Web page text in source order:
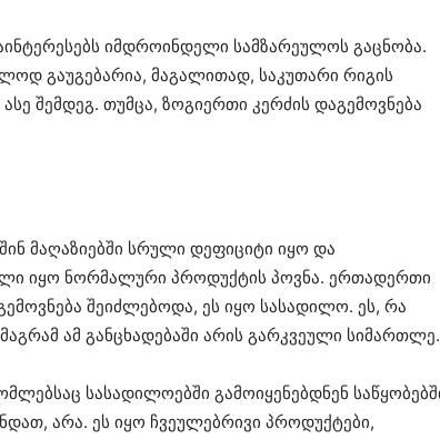
იმდროინდელი სამზარეულოს გაცნობა.
გაუგებარია, მაგალითად, საკუთარი რიგის
შემდეგ. თუმცა, ზოგიერთი კერძის დაგემოვნება
მაღაზიებში სრული დეფიციტი იყო და
იყო ნორმალური პროდუქტის პოვნა. ერთადერთი
შეიძლებოდა, ეს იყო სასადილო. ეს, რა
ამ განცხადებაში არის გარკვეული სიმართლე.
სასადილოებში გამოიყენებდნენ
არა. ეს იყო ჩვეულებრივი პროდუქტები,